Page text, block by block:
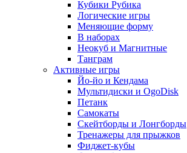
Кубики Рубика
Логические игры
Меняющие форму
В наборах
Неокуб и Магнитные
Танграм
Активные игры
Йо-йо и Кендама
Мультидиски и OgoDisk
Петанк
Самокаты
Скейтборды и Лонгборды
Тренажеры для прыжков
Фиджет-кубы